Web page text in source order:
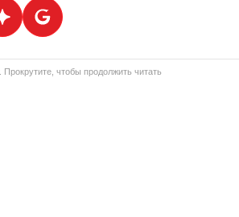
чтобы продолжить читать